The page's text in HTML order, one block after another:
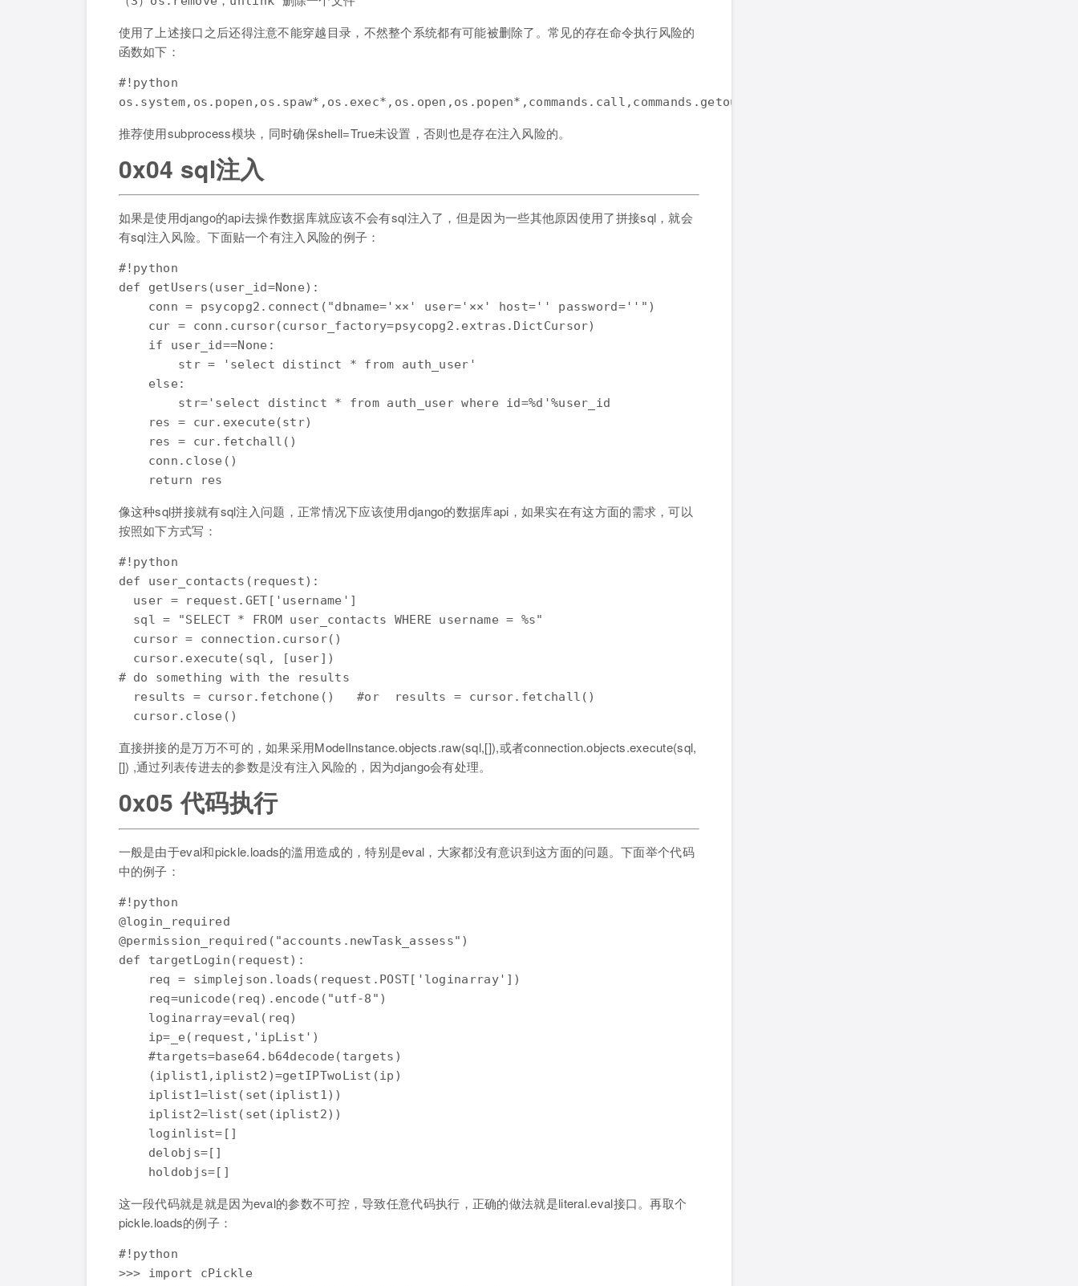
使用了上述接口之后还得注意不能穿越目录，不然整个系统都有可能被删除了。常见的存在命令执行风险的
函数如下：
#!python
推荐使用subprocess模块，同时确保shell=True未设置，否则也是存在注入风险的。
0x04 sql注入
如果是使用django的api去操作数据库就应该不会有sql注入了，但是因为一些其他原因使用了拼接sql，就会
有sql注入风险。下面贴一个有注入风险的例子：
#!python
def getUsers(user_id=None):
    conn = psycopg2.connect("dbname='××' user='××' host='' password=''")
    cur = conn.cursor(cursor_factory=psycopg2.extras.DictCursor)
    if user_id==None:
        str = 'select distinct * from auth_user'
    else:
        str='select distinct * from auth_user where id=%d'%user_id
    res = cur.execute(str)
    res = cur.fetchall()
    conn.close()
像这种sql拼接就有sql注入问题，正常情况下应该使用django的数据库api，如果实在有这方面的需求，可以
按照如下方式写：
#!python
def user_contacts(request):
  user = request.GET['username']
  sql = "SELECT * FROM user_contacts WHERE username = %s"
  cursor = connection.cursor()
  cursor.execute(sql, [user])
# do something with the results
  results = cursor.fetchone()   #or  results = cursor.fetchall()
直接拼接的是万万不可的，如果采用ModelInstance.objects.raw(sql,[]),或者connection.objects.execute(sql,
[]) ,通过列表传进去的参数是没有注入风险的，因为django会有处理。
0x05 代码执行
一般是由于eval和pickle.loads的滥用造成的，特别是eval，大家都没有意识到这方面的问题。下面举个代码
中的例子：
#!python
@login_required
@permission_required("accounts.newTask_assess")
def targetLogin(request):
    req = simplejson.loads(request.POST['loginarray'])
    req=unicode(req).encode("utf-8")
    loginarray=eval(req)
    ip=_e(request,'ipList')
    #targets=base64.b64decode(targets)
    (iplist1,iplist2)=getIPTwoList(ip)
    iplist1=list(set(iplist1))
    iplist2=list(set(iplist2))
    loginlist=[]
    delobjs=[]
这一段代码就是就是因为eval的参数不可控，导致任意代码执行，正确的做法就是literal.eval接口。再取个
pickle.loads的例子：
#!python
>>> import cPickle